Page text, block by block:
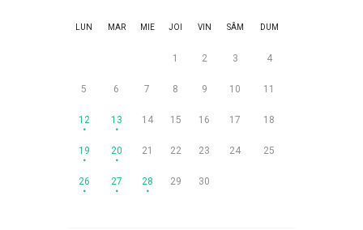
LUN MAR MIE JOI VIN SÂM DUM
1 2 3 4
5 6 7 8 9 10 11
12 13 14 15 16 17 18
19 20 21 22 23 24 25
26 27 28 29 30